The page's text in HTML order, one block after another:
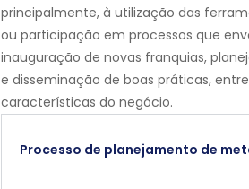
principalmente, à utilização das
ou participação em processos que
inauguração de novas franquias,
e disseminação de boas práticas,
características do negócio.
Processo de planejamento de